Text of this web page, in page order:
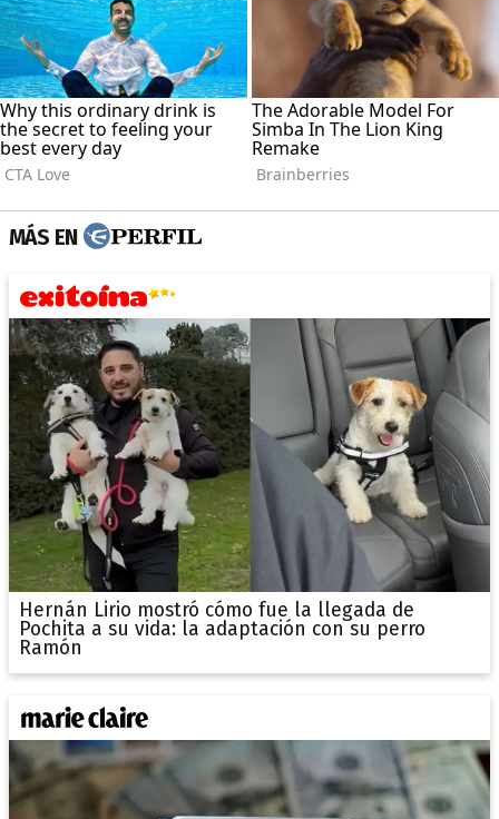
MÁS EN
Hernán Lirio mostró cómo fue la llegada de
Pochita a su vida: la adaptación con su perro
Ramón